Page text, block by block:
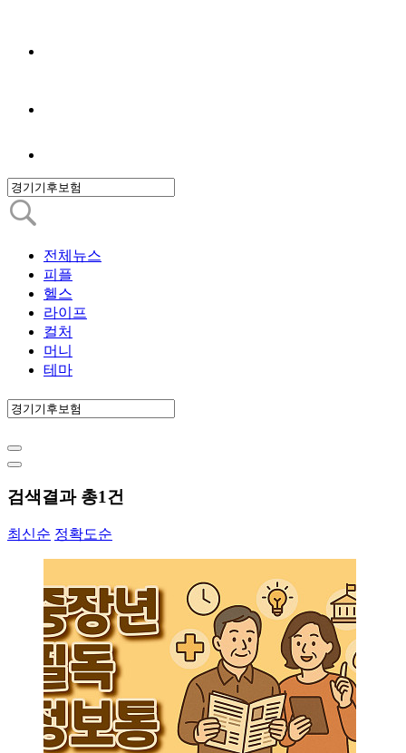
전체뉴스
피플
헬스
라이프
컬처
머니
테마
검색결과 총1건
최신순 정확도순